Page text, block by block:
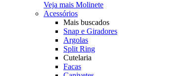
Veja mais Molinete
Acessórios
Mais buscados
Snap e Giradores
Argolas
Split Ring
Cutelaria
Facas